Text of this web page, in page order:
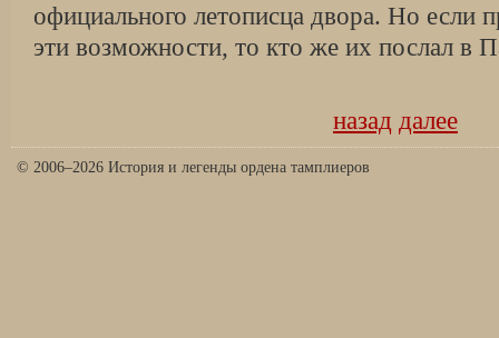
официального летописца двора. Но если
эти возможности, то кто же их послал в
назад далее
© 2006–2026 История и легенды ордена тамплиеров